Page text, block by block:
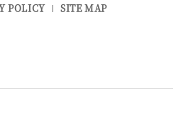
POLICY SITE MAP